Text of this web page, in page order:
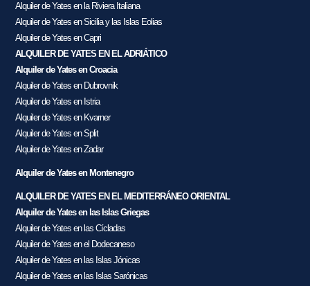
Alquiler de Yates en la Riviera Italiana
Alquiler de Yates en Sicilia y las Islas Eolias
Alquiler de Yates en Capri
ALQUILER DE YATES EN EL ADRIÁTICO
Alquiler de Yates en Croacia
Alquiler de Yates en Dubrovnik
Alquiler de Yates en Istria
Alquiler de Yates en Kvarner
Alquiler de Yates en Split
Alquiler de Yates en Zadar
Alquiler de Yates en Montenegro
ALQUILER DE YATES EN EL MEDITERRÁNEO ORIENTAL
Alquiler de Yates en las Islas Griegas
Alquiler de Yates en las Cícladas
Alquiler de Yates en el Dodecaneso
Alquiler de Yates en las Islas Jónicas
Alquiler de Yates en las Islas Sarónicas